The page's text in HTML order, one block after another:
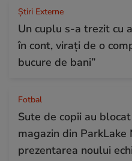
Știri Externe
Un cuplu s-a trezit cu
în cont, virați de o
bucure de bani”
Fotbal
Sute de copii au
magazin din
prezentarea noului